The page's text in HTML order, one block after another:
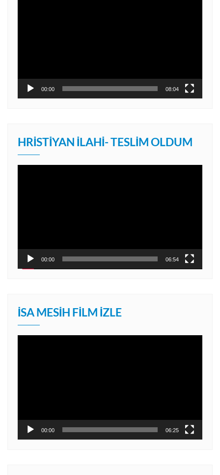
00:00 08:04
HRISTIYAN İLAHI- TESLIM OLDUM
00:00 06:54
İSA MESIH FILM İZLE
00:00 06:25